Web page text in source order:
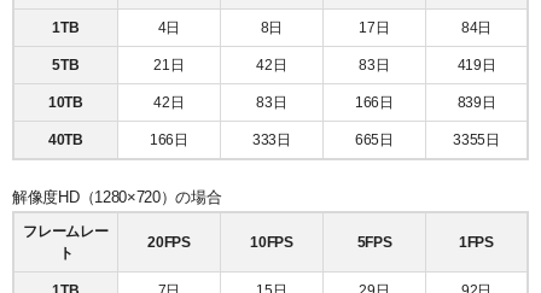
最大接続台数
ユーザー管理
ライブの再生とカメラ操作
レイアウトの作成
録画映像の検索
録画映像のバックアップ
ダウンロード
30日間無料体験
デモサーバー
システム・ケイAIサイトへ
NVR(ネットワークビデオレコーダー)サイトへ
システ・ケイカメラサイトへ
システム・ケイサイトへ
1TB 4日 8日 17日 84日
5TB 21日 42日 83日 419日
10TB 42日 83日 166日 839日
40TB 166日 333日 665日 3355日
解像度HD（1280×720）の場合
フレームレー
ト
20FPS 10FPS 5FPS 1FPS